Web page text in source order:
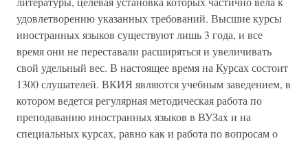
удовлетворению указанных требований. Высшие курсы
иностранных языков существуют лишь 3 года, и все
время они не переставали расширяться и увеличивать
свой удельный вес. В настоящее время на Курсах состоит
1300 слушателей. ВКИЯ являются учебным заведением, в
котором ведется регулярная методическая работа по
преподаванию иностранных языков в ВУЗах и на
специальных курсах, равно как и работа по вопросам о